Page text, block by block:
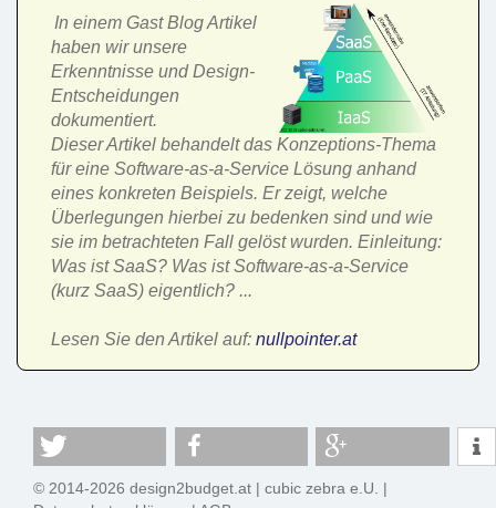
In einem Gast Blog Artikel
haben wir unsere
Erkenntnisse und Design-
Entscheidungen
dokumentiert.
Dieser Artikel behandelt das Konzeptions-Thema
für eine Software-as-a-Service Lösung anhand
eines konkreten Beispiels. Er zeigt, welche
Überlegungen hierbei zu bedenken sind und wie
sie im betrachteten Fall gelöst wurden. Einleitung:
Was ist SaaS? Was ist Software-as-a-Service
(kurz SaaS) eigentlich? ...
Lesen Sie den Artikel auf: nullpointer.at
© 2014-2026 design2budget.at |cubic zebra e.U.
|